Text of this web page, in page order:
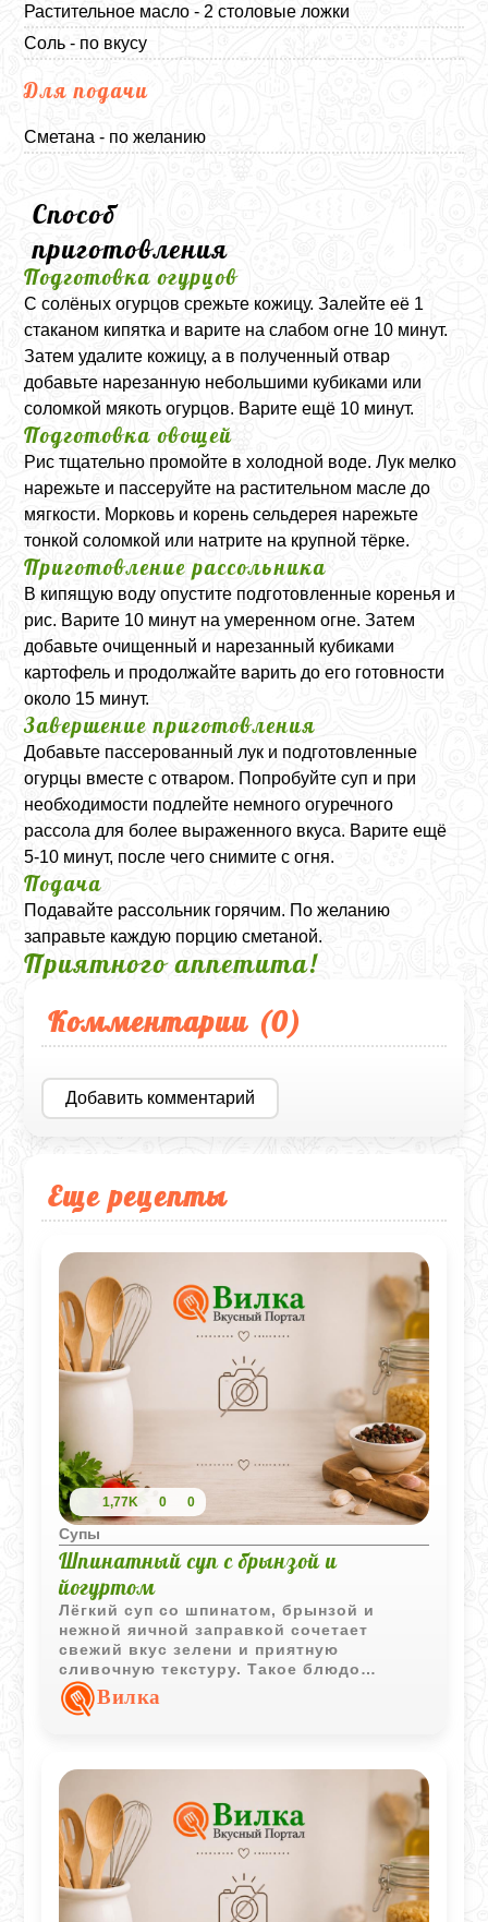
Растительное масло - 2 столовые ложки
Соль - по вкусу
Для подачи
Сметана - по желанию
Способ
приготовления
Подготовка огурцов
С солёных огурцов срежьте кожицу. Залейте её 1
стаканом кипятка и варите на слабом огне 10 минут.
Затем удалите кожицу, а в полученный отвар
добавьте нарезанную небольшими кубиками или
соломкой мякоть огурцов. Варите ещё 10 минут.
Подготовка овощей
Рис тщательно промойте в холодной воде. Лук мелко
нарежьте и пассеруйте на растительном масле до
мягкости. Морковь и корень сельдерея нарежьте
тонкой соломкой или натрите на крупной тёрке.
Приготовление рассольника
В кипящую воду опустите подготовленные коренья и
рис. Варите 10 минут на умеренном огне. Затем
добавьте очищенный и нарезанный кубиками
картофель и продолжайте варить до его готовности
около 15 минут.
Завершение приготовления
Добавьте пассерованный лук и подготовленные
огурцы вместе с отваром. Попробуйте суп и при
необходимости подлейте немного огуречного
рассола для более выраженного вкуса. Варите ещё
5-10 минут, после чего снимите с огня.
Подача
Подавайте рассольник горячим. По желанию
заправьте каждую порцию сметаной.
Приятного аппетита!
Комментарии (0)
Добавить комментарий
Еще рецепты
1,77K 0 0
Супы
Шпинатный суп с брынзой и
йогуртом
Лёгкий суп со шпинатом, брынзой и
нежной яичной заправкой сочетает
свежий вкус зелени и приятную
сливочную текстуру. Такое блюдо
хорошо подходит для обеда и готовится
из доступных продуктов.
Вилка